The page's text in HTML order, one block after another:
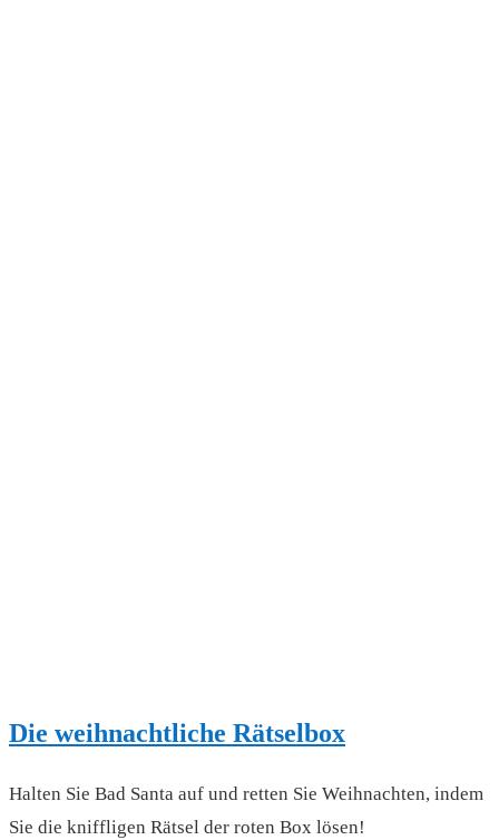
Die weihnachtliche Rätselbox
Halten Sie Bad Santa auf und retten Sie Weihnachten, indem
Sie die kniffligen Rätsel der roten Box lösen!